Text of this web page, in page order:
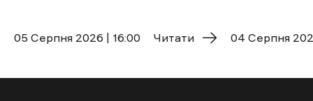
05 Cерпня 2026 | 16:00 Читати 04 Cерпня